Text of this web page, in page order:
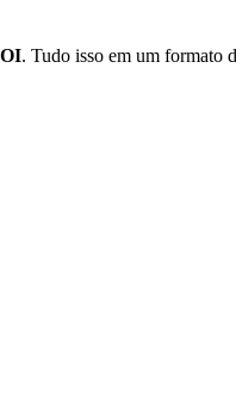
. Tudo isso em um formato